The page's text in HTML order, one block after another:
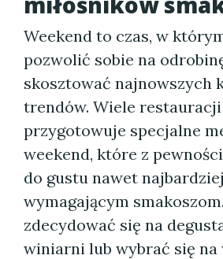
Weekend to czas, w
pozwolić sobie na
skosztować najnowszych
trendów. Wiele
przygotowuje specjalne
weekend, które z
do gustu nawet najbardziej
wymagającym
zdecydować się na
winiarni lub wybrać się na